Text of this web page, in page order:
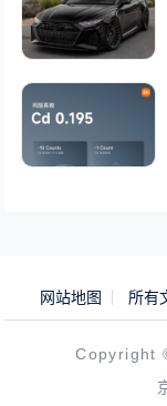
网站地图 所有
Copyright